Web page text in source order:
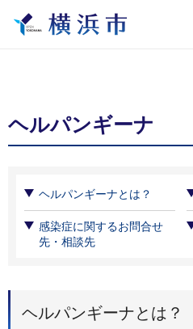
ヘルパンギーナ
ヘルパンギーナとは？
感染症に関するお問合せ
先・相談先
ヘルパンギーナとは？